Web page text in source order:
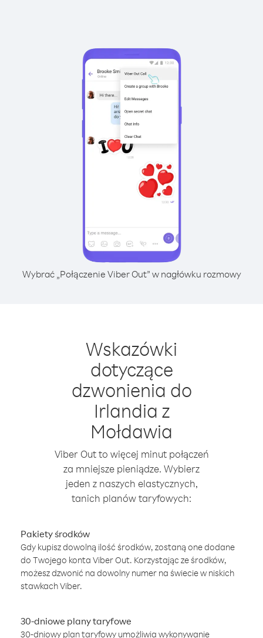
Wybrać „Połączenie Viber Out” w nagłówku rozmowy
Wskazówki
dotyczące
dzwonienia do
Irlandia z
Mołdawia
Viber Out to więcej minut połączeń
za mniejsze pieniądze. Wybierz
jeden z naszych elastycznych,
tanich planów taryfowych:
Pakiety środków
Gdy kupisz dowolną ilość środków, zostaną one dodane
do Twojego konta Viber Out. Korzystając ze środków,
możesz dzwonić na dowolny numer na świecie w niskich
stawkach Viber.
30-dniowe plany taryfowe
30-dniowy plan taryfowy umożliwia wykonywanie